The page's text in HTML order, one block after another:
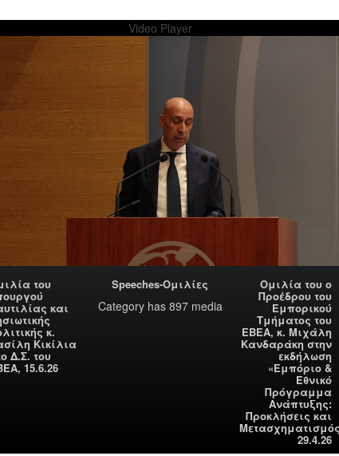
Video Player
του
και
κ.
Κικίλια
Δ.Σ. του
15.6.26
Speeches-Ομιλίες
Categoryhas 897 media
Ομιλία του ο
Προέδρου του
Εμπορικού
Τμήματος του
ΕΒΕΑ, κ. Μιχάλη
Κανδαράκη στην
εκδήλωση
«Εμπόριο &
Εθνικό
Πρόγραμμα
Ανάπτυξης:
Προκλήσεις και
29.4.26